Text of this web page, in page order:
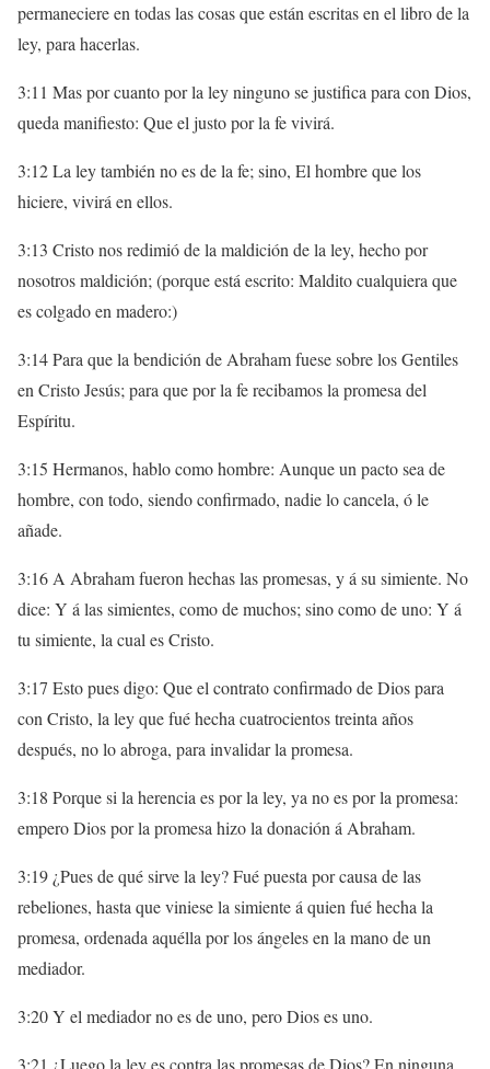
permaneciere en todas las cosas que están escritas en el libro de la
ley, para hacerlas.
3:11 Mas por cuanto por la ley ninguno se justifica para con Dios,
queda manifiesto: Que el justo por la fe vivirá.
3:12 La ley también no es de la fe; sino, El hombre que los
hiciere, vivirá en ellos.
3:13 Cristo nos redimió de la maldición de la ley, hecho por
nosotros maldición; (porque está escrito: Maldito cualquiera que
es colgado en madero:)
3:14 Para que la bendición de Abraham fuese sobre los Gentiles
en Cristo Jesús; para que por la fe recibamos la promesa del
Espíritu.
3:15 Hermanos, hablo como hombre: Aunque un pacto sea de
hombre, con todo, siendo confirmado, nadie lo cancela, ó le
añade.
3:16 A Abraham fueron hechas las promesas, y á su simiente. No
dice: Y á las simientes, como de muchos; sino como de uno: Y á
tu simiente, la cual es Cristo.
3:17 Esto pues digo: Que el contrato confirmado de Dios para
con Cristo, la ley que fué hecha cuatrocientos treinta años
después, no lo abroga, para invalidar la promesa.
3:18 Porque si la herencia es por la ley, ya no es por la promesa:
empero Dios por la promesa hizo la donación á Abraham.
3:19 ¿Pues de qué sirve la ley? Fué puesta por causa de las
rebeliones, hasta que viniese la simiente á quien fué hecha la
promesa, ordenada aquélla por los ángeles en la mano de un
mediador.
3:20 Y el mediador no es de uno, pero Dios es uno.
3:21 ¿Luego la ley es contra las promesas de Dios? En ninguna